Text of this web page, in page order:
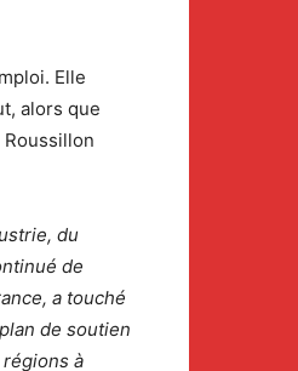
Elle
alors que
Roussillon
du
de
a touché
de soutien
à